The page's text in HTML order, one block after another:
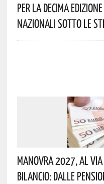
Per La Decima
Nazionali Sotto Le
Manovra 2027, Al
Bilancio: Dalle